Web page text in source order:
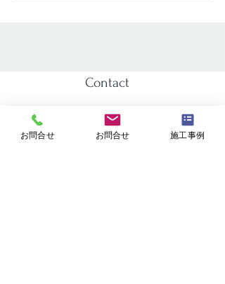
Contact
お気軽にお問合せください。
お問合せ お問合せ 施工事例